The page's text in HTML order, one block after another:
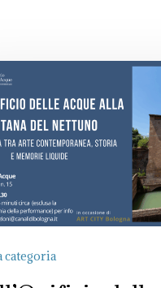
categoria